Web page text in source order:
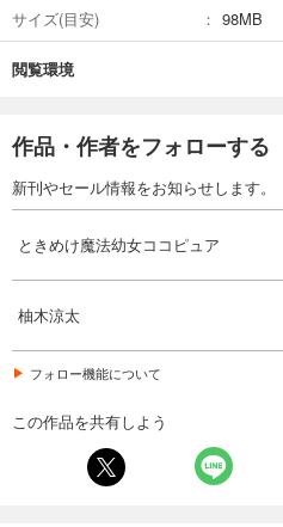
サイズ(目安)
98MB
閲覧環境
作品・作者をフォローする
新刊やセール情報をお知らせします。
ときめけ魔法幼女ココピュア
柚木涼太
フォロー機能について
この作品を共有しよう